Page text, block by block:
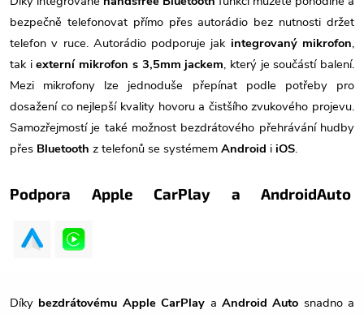
bezpečně telefonovat přímo přes autorádio bez nutnosti držet
telefon v ruce. Autorádio podporuje jak integrovaný mikrofon,
tak iexterní mikrofon s 3,5mm jackem, který je součástí balení.
Mezi mikrofony lze jednoduše přepínat podle potřeby pro
dosažení co nejlepší kvality hovoru a čistšího zvukového projevu.
Samozřejmostí je také možnost bezdrátového přehrávání hudby
přes Bluetooth z telefonů se systémem Android i iOS.
Podpora Apple CarPlay a AndroidAuto
Díky bezdrátovému Apple CarPlay a Android Auto snadno a